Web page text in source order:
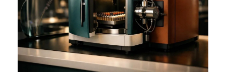
Português
Ελληνικά
Türkçe
Română